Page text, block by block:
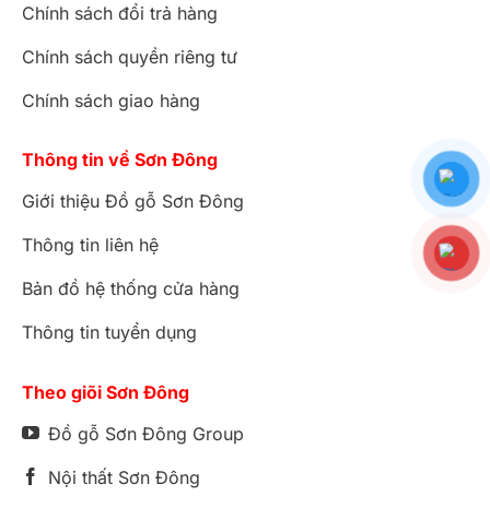
Chính sách đổi trả hàng
Chính sách quyền riêng tư
Chính sách giao hàng
Thông tin về Sơn Đông
Giới thiệu Đồ gỗ Sơn Đông
Thông tin liên hệ
Bản đồ hệ thống cửa hàng
Thông tin tuyển dụng
Theo giõi Sơn Đông
Đồ gỗ Sơn Đông Group
Nội thất Sơn Đông